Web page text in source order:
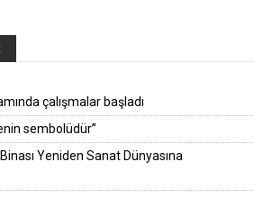
çalışmalar başladı
sembolüdür”
Yeniden Sanat Dünyasına